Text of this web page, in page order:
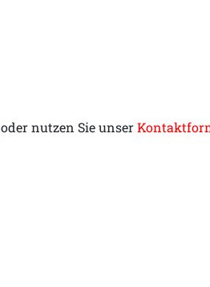
oder nutzen Sie unser